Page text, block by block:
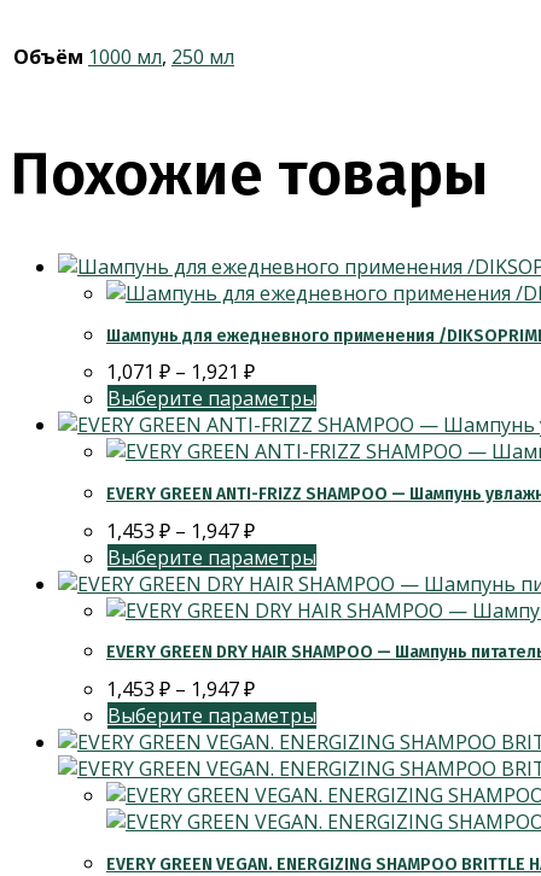
Объём 1000 мл, 250 мл
Похожие товары
Шампунь для ежедневного применения /DIKSOPRIME
1,071 ₽ – 1,921 ₽
Выберите параметры
EVERY GREEN ANTI-FRIZZ SHAMPOO — Шампунь
1,453 ₽ – 1,947₽
Выберите параметры
EVERY GREEN DRY HAIR SHAMPOO — Шампунь
1,453 ₽ – 1,947₽
Выберите параметры
EVERY GREEN VEGAN. ENERGIZING SHAMPOO